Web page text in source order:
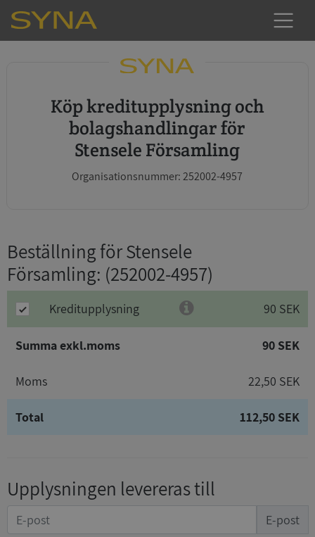
Köp kreditupplysning och
bolagshandlingar för
Stensele Församling
Organisationsnummer: 252002-4957
Beställning för Stensele
Församling: (252002-4957)
Kreditupplysning 90 SEK
Summa exkl.moms 90 SEK
Moms 22,50 SEK
Total 112,50 SEK
Upplysningen levereras till
E-post